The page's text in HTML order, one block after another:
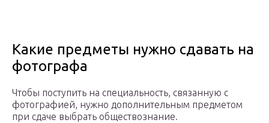
Какие предметы нужно сдавать на
фотографа
Чтобы поступить на специальность, связанную с
фотографией, нужно дополнительным предметом
при сдаче выбрать обществознание.